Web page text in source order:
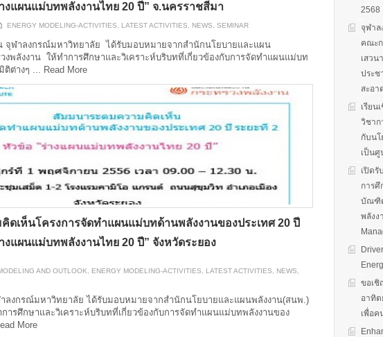
งแผนแม่บทพลังงานไทย 20 ปี” จ.นครราชสีมา
ENERGY MODELING-ACTIVITIES, LATEST ACTIVITIES, NEWS, SEMINAR
ฬาลงกรณ์มหาวิทยาลัย ได้รับมอบหมายจากสำนักนโยบายและแผน
งพลังงาน ให้ทำการศึกษาและวิเคราะห์บริบทที่เกี่ยวข้องกับการจัดทำแผนแม่บท
ติต่างๆ ... Read More
ดเห็นโครงการจัดทำแผนแม่บทด้านพลังงานของประเทศ 20 ปี
งแผนแม่บทพลังงานไทย 20 ปี” จังหวัดระยอง
AND OUTLOOK ENERGY MODELING-ACTIVITIES LATEST ACTIVITIES NEWS
ลงกรณ์มหาวิทยาลัย ได้รับมอบหมายจากสำนักนโยบายและแผนพลังงาน(สนพ.)
การศึกษาและวิเคราะห์บริบทที่เกี่ยวข้องกับการจัดทำแผนแม่บทพลังงานของ
More
2568
จุฬา
คณะก
เสวน
ประช
สะอา
เรียน
วิชาก
กับนโ
เป็นศู
เปิด
การศึ
บัณฑิต
พลังง
ขอเชิ
อาทิต
เพื่อค